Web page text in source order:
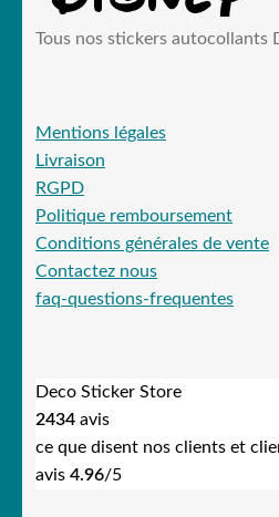
Tous nos stickers autocollants
Mentions légales
Livraison
RGPD
Politique remboursement
Conditions générales de vente
Contactez nous
faq-questions-frequentes
Deco Sticker Store
2434 avis
ce que disent nos clients et
avis 4.96/5